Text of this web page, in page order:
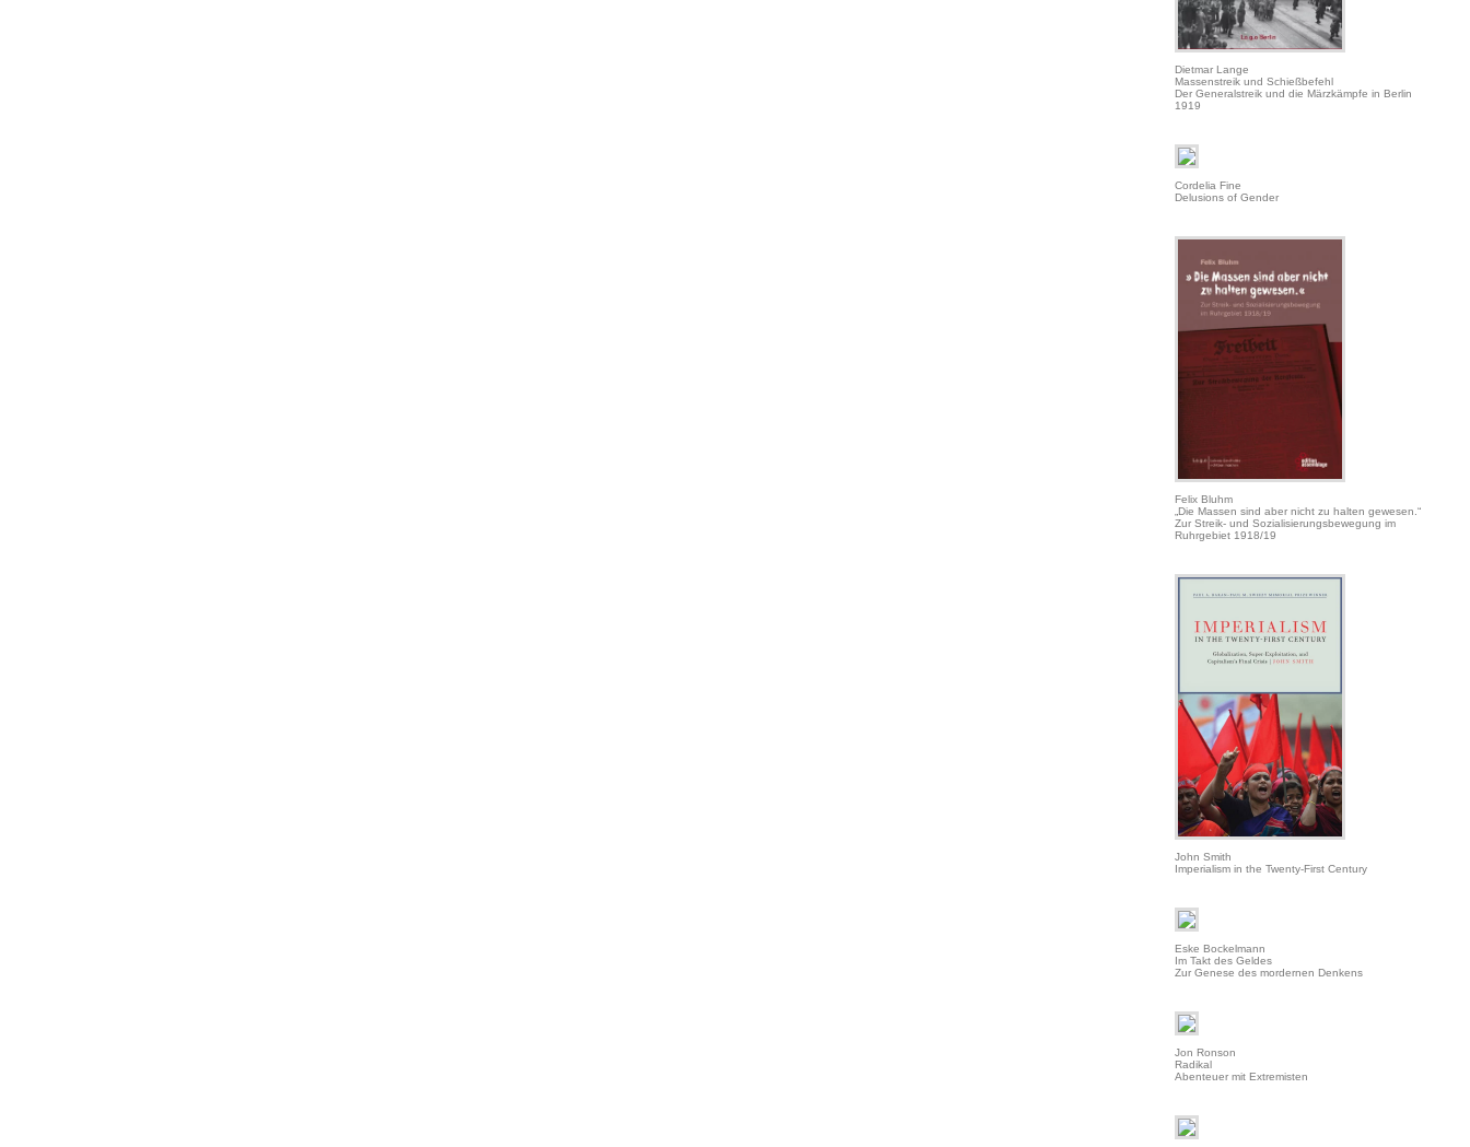
Dietmar Lange
Massenstreik und Schießbefehl
Der Generalstreik und die Märzkämpfe in Berlin
1919
Cordelia Fine
Delusions of Gender
Felix Bluhm
„Die Massen sind aber nicht zu halten gewesen.“
Zur Streik- und Sozialisierungsbewegung im
Ruhrgebiet 1918/19
John Smith
Imperialism in the Twenty-First Century
Eske Bockelmann
Im Takt des Geldes
Zur Genese des mordernen Denkens
Jon Ronson
Radikal
Abenteuer mit Extremisten